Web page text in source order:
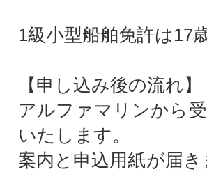
1級小型船舶免許は17
【申し込み後の流れ】
アルファマリンから
いたします。
案内と申込用紙が届